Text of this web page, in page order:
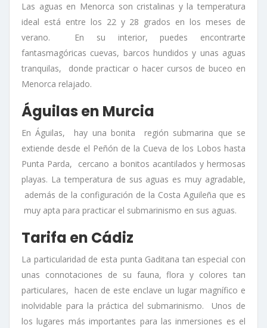
Las aguas en Menorca son cristalinas y la temperatura
ideal está entre los 22 y 28 grados en los meses de
verano. En su interior, puedes encontrarte
fantasmagóricas cuevas, barcos hundidos y unas aguas
tranquilas, donde practicar o hacer cursos de buceo en
Menorca relajado.
Águilas en Murcia
En Águilas, hay una bonita región submarina que se
extiende desde el Peñón de la Cueva de los Lobos hasta
Punta Parda, cercano a bonitos acantilados y hermosas
playas. La temperatura de sus aguas es muy agradable,
además de la configuración de la Costa Aguileña que es
muy apta para practicar el submarinismo en sus aguas.
Tarifa en Cádiz
La particularidad de esta punta Gaditana tan especial con
unas connotaciones de su fauna, flora y colores tan
particulares, hacen de este enclave un lugar magnífico e
inolvidable para la práctica del submarinismo. Unos de
los lugares más importantes para las inmersiones es el